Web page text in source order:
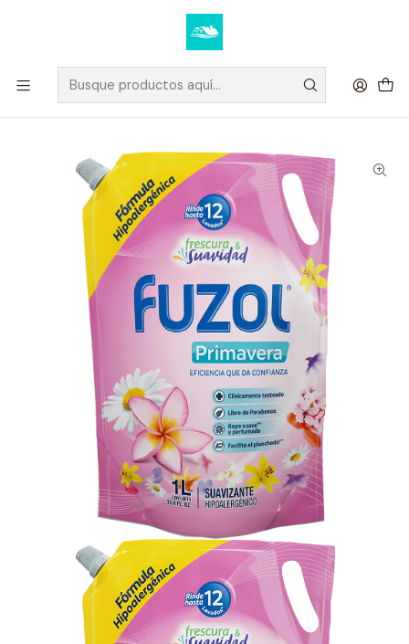
Elige tus productos y recibe tu compra a domicilio u oficina.
Ver condiciones de despacho
Inicio DETERGENTES Suavizante para la ropa Color Plus